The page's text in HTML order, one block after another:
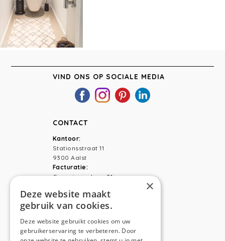
VIND ONS OP SOCIALE MEDIA
CONTACT
Kantoor:
Stationsstraat 11
9300 Aalst
Facturatie:
Capucienenlaan 31
Telefoon:0473 44 56 94
NAVIGATION
×
Deze website maakt
gebruik van cookies.
Deze website gebruikt cookies om uw
gebruikerservaring te verbeteren. Door